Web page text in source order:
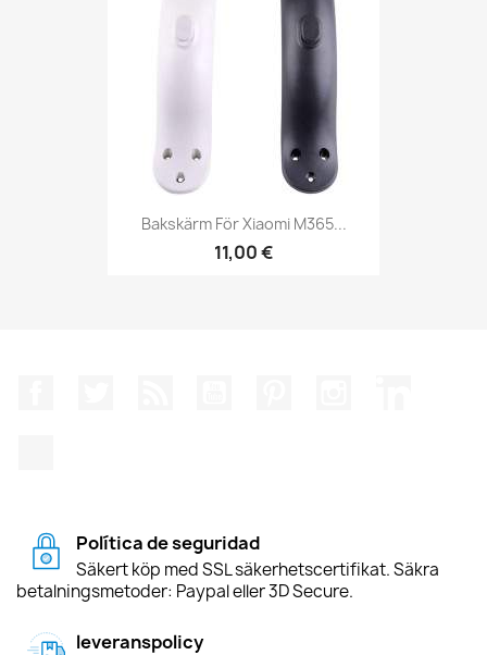
Bakskärm För Xiaomi M365...
11,00 €
Política de seguridad
Säkert köp med SSL säkerhetscertifikat. Säkra
betalningsmetoder: Paypal eller 3D Secure.
leveranspolicy